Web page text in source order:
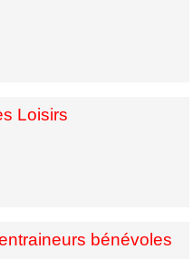
Loisirs
bénévoles